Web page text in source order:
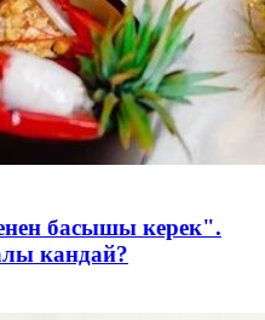
басышы керек".
кандай?